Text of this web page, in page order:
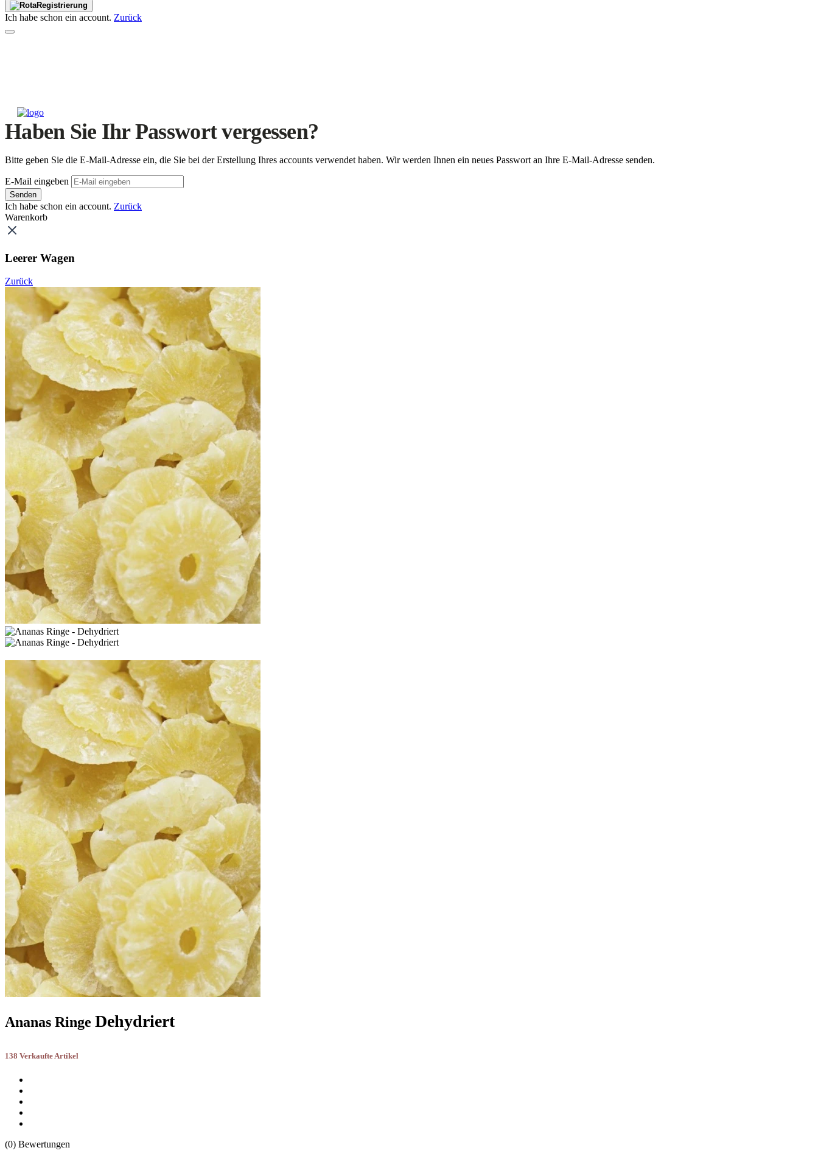
Registrierung
Ich habe schon ein account. Zurück
Haben Sie Ihr Passwort vergessen?
Bitte geben Sie die E-Mail-Adresse ein, die Sie bei der Erstellung Ihres accounts verwendet haben. Wir werden Ihnen ein neues Passwort an Ihre E-Mail-Adresse senden.
E-Mail eingeben
Senden
Ich habe schon ein account. Zurück
Warenkorb
Leerer Wagen
Zurück
Ananas Ringe Dehydriert
138 Verkaufte Artikel
(0) Bewertungen